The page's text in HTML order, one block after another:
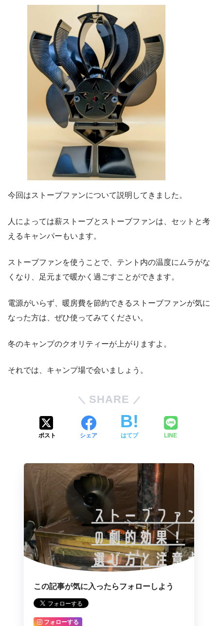
今回はストーブファンについて説明してきました。
人によっては薪ストーブとストーブファンは、セットと考
えるキャンパーもいます。
ストーブファンを使うことで、テント内の温度にムラがな
くなり、足元まで暖かく過ごすことができます。
電源がいらず、暖房費を節約できるストーブファンが気に
なった方は、ぜひ使ってみてください。
冬のキャンプのクオリティーが上がりますよ。
それでは、キャンプ場で会いましょう。
SHARE
ポスト シェア はてブ LINE
この記事が気に入ったらフォローしよう
フォローする